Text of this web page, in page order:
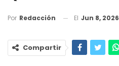
Por Redacción El Jun 8, 2026
Compartir